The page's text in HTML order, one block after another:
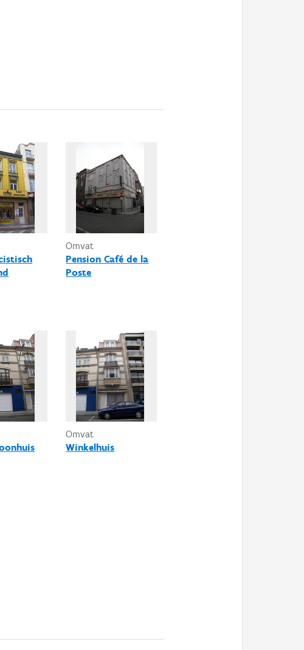
Omvat
Pension Café de la
Poste
Omvat
Winkelhuis